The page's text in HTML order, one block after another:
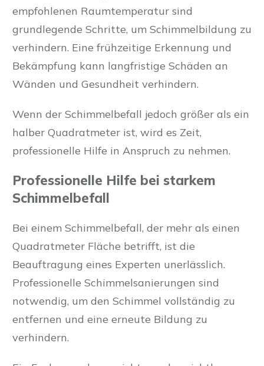
empfohlenen Raumtemperatur sind
grundlegende Schritte, um Schimmelbildung zu
verhindern. Eine frühzeitige Erkennung und
Bekämpfung kann langfristige Schäden an
Wänden und Gesundheit verhindern.
Wenn der Schimmelbefall jedoch größer als ein
halber Quadratmeter ist, wird es Zeit,
professionelle Hilfe in Anspruch zu nehmen.
Professionelle Hilfe bei starkem
Schimmelbefall
Bei einem Schimmelbefall, der mehr als einen
Quadratmeter Fläche betrifft, ist die
Beauftragung eines Experten unerlässlich.
Professionelle Schimmelsanierungen sind
notwendig, um den Schimmel vollständig zu
entfernen und eine erneute Bildung zu
verhindern.